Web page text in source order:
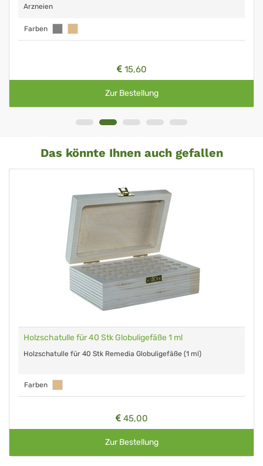
Arzneien
Farben
15,60
Zur Bestellung
Das könnte Ihnen auch gefallen
Holzschatulle für 40 Stk Globuligefäße 1 ml
Holzschatulle für 40 Stk Remedia Globuligefäße (1 ml)
Farben
45,00
Zur Bestellung